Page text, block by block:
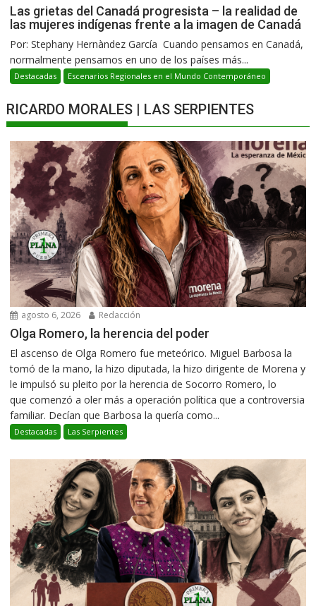
Las grietas del Canadá progresista – la realidad de
las mujeres indígenas frente a la imagen de Canadá
Por: Stephany Hernàndez García Cuando pensamos en Canadá,
normalmente pensamos en uno de los países más...
Destacadas Escenarios Regionales en el Mundo Contemporáneo
RICARDO MORALES | LAS SERPIENTES
agosto 6, 2026 Redacción
Olga Romero, la herencia del poder
El ascenso de Olga Romero fue meteórico. Miguel Barbosa la
tomó de la mano, la hizo diputada, la hizo dirigente de Morena y
le impulsó su pleito por la herencia de Socorro Romero, lo
que comenzó a oler más a operación política que a controversia
familiar. Decían que Barbosa la quería como...
Destacadas Las Serpientes